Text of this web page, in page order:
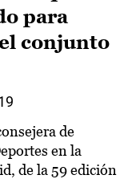
para
conjunto
de
en la
de la 59 edición